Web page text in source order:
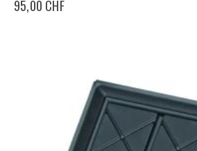
95,00 CHF